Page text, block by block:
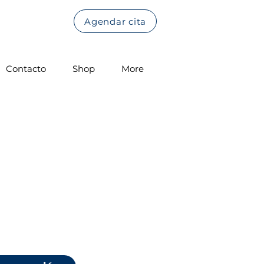
Agendar cita
Contacto Shop More